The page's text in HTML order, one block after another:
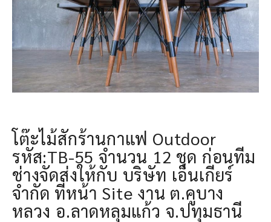
โต๊ะไม้สักร้านกาแฟ Outdoor
รหัส:TB-55 จำนวน 12 ชุด ก่อนทีม
ช่างจัดส่งให้กับ บริษัท เอ็นเกียร์
จำกัด ที่หน้า Site งาน ต.คูบาง
หลวง อ.ลาดหลุมแก้ว จ.ปทุมธานี